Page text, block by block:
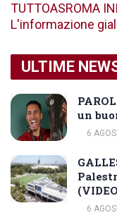
TUTTOASROMA
L'informazione
ULTIME
un
6
6